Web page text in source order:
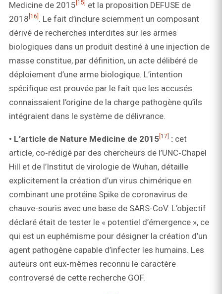
Medicine de 2015 [15]
et la proposition DEFUSE de
2018 [16] . Le fait d’inclure sciemment un composant
dérivé de recherches interdites sur les armes
biologiques dans un produit destiné à une injection de
masse constitue, par définition, un acte délibéré de
déploiement d’une arme biologique. L’intention
spécifique est prouvée par le fait que les accusés
connaissaient l’origine de la charge pathogène qu’ils
intégraient dans le système de délivrance.
• L’article de Nature Medicine de 2015 [17] : cet
article, co‑rédigé par des chercheurs de l’UNC‑Chapel
Hill et de l’Institut de virologie de Wuhan, détaille
explicitement la création d’un virus chimérique en
combinant une protéine Spike de coronavirus de
chauve‑souris avec une base de SARS‑CoV. L’objectif
déclaré était de tester le « potentiel d’émergence », ce
qui est un euphémisme pour désigner la création d’un
agent pathogène capable d’infecter les humains. Les
auteurs ont eux‑mêmes reconnu le caractère
controversé de cette recherche GOF.